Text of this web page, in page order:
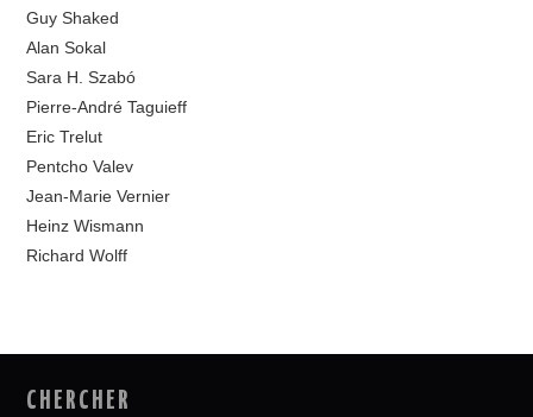
Guy Shaked
Alan Sokal
Sara H. Szabó
Pierre-André Taguieff
Eric Trelut
Pentcho Valev
Jean-Marie Vernier
Heinz Wismann
Richard Wolff
CHERCHER